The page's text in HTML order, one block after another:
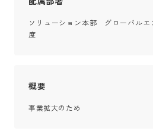
ソリューション本部　グローバル
度
概要
事業拡大のため